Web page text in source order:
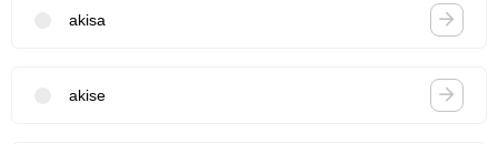
akisa
akise